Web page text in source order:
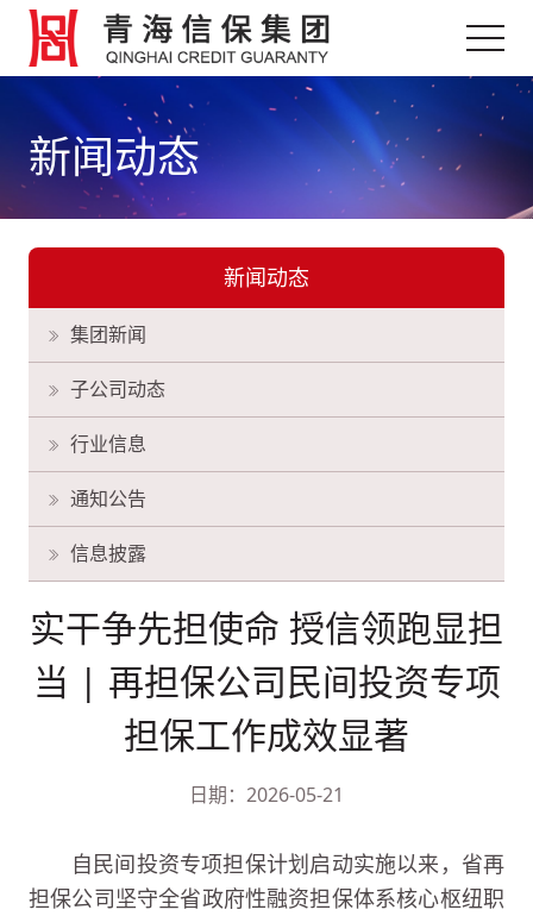
新闻动态
新闻动态
集团新闻
子公司动态
行业信息
通知公告
信息披露
实干争先担使命 授信领跑显担
当 | 再担保公司民间投资专项
担保工作成效显著
日期：2026-05-21
自民间投资专项担保计划启动实施以来，省再
担保公司坚守全省政府性融资担保体系核心枢纽职